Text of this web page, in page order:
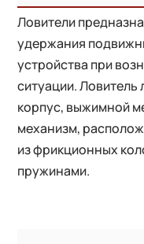
Ловители
удержания
устройства при
ситуации. Ловитель
корпус, выжимной
механизм,
из фрикционных
пружинами.